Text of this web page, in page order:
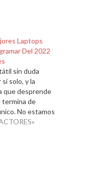
Laptops
Del 2022
sin duda
solo, y la
que desprende
termina de
No estamos
más potente